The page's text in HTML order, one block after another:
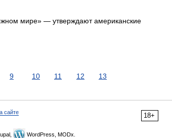
мире» — утверждают американские
9 10 11 12 13
18+
сайте
WordPress, MODx.